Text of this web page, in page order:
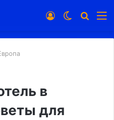
Switch
Войти
в
для